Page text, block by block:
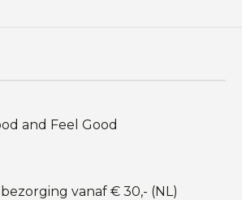
and Feel Good
vanaf € 30,- (NL)